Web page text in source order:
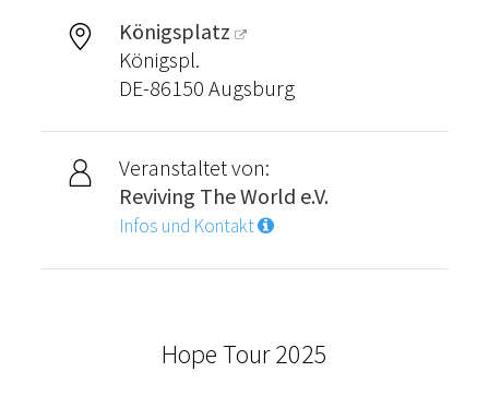
Königsplatz
Königspl.
DE-86150 Augsburg
Veranstaltet von:
Reviving The World e.V.
Infos und Kontakt
Hope Tour 2025